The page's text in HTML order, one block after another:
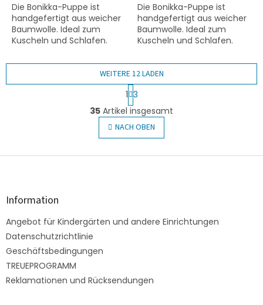
Die Bonikka-Puppe ist
handgefertigt aus weicher
Baumwolle. Ideal zum
Kuscheln und Schlafen.
fördert die Feinmotorik und
Hochwertige...
Die Bonikka-Puppe ist
handgefertigt aus weicher
Baumwolle. Ideal zum
Kuscheln und Schlafen.
fördert die Feinmotorik und
regt die Fantasie an.
Hochwertige...
S
t
e
u
e
n
r
WEITERE 12 LADEN
P
a
g
i
n
i
r
1 3
35 Artikel insgesamt
NACH OBEN
F
Information
Angebot für Kindergärten und andere Einrichtungen
Datenschutzrichtlinie
Geschäftsbedingungen
TREUEPROGRAMM
Reklamationen und Rücksendungen